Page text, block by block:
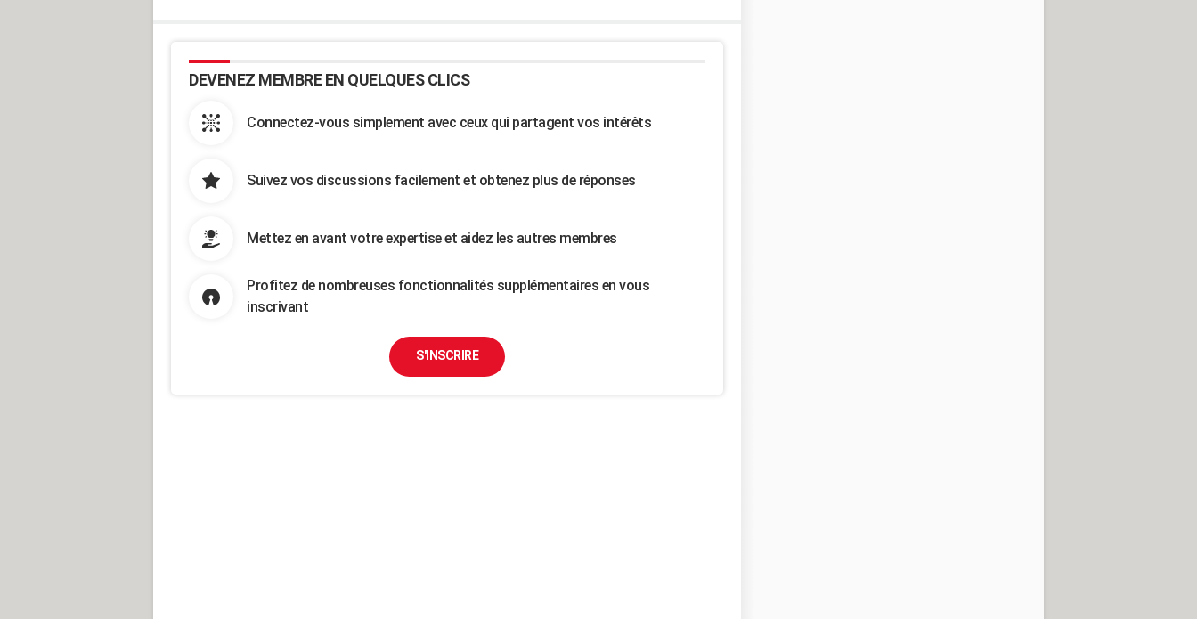
DEVENEZ MEMBRE EN QUELQUES CLICS
Connectez-vous simplement avec ceux qui partagent vos intérêts
Suivez vos discussions facilement et obtenez plus de réponses
Mettez en avant votre expertise et aidez les autres membres
Profitez de nombreuses fonctionnalités supplémentaires en vous
inscrivant
S'INSCRIRE